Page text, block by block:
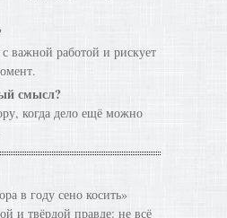
с важной работой и рискует
смысл?
когда дело ещё можно
в году сено косить»
и твёрдой правде: не всё